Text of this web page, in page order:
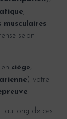
,
musculaires
selon
siège,
) votre
.
au long de ces